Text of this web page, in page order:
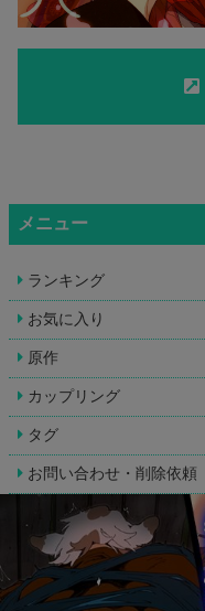
メニュー
ランキング
お気に入り
原作
カップリング
タグ
お問い合わせ・削除依頼